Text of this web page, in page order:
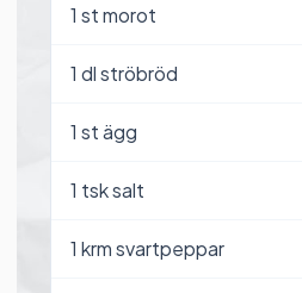
1 st morot
1 dl ströbröd
1 st ägg
1 tsk salt
1 krm svartpeppar